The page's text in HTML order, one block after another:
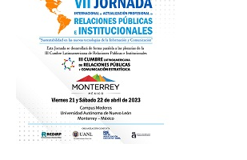
JORNADA
INTERNACIONAL
ACTUALIZACIÓN
PROFESIONAL
RELACIONES
PÚBLICAS